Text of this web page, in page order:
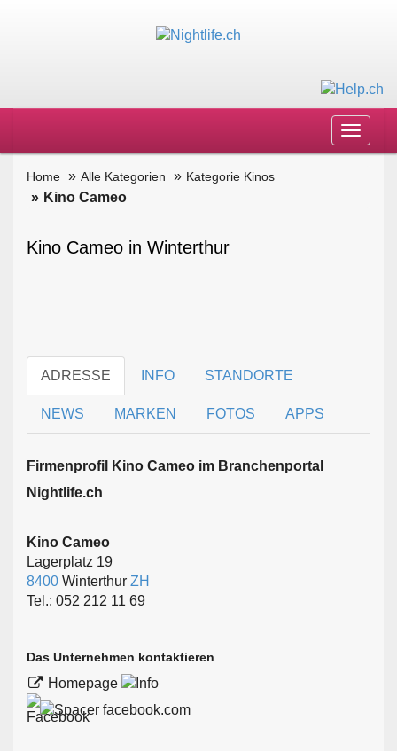
Toggle
Home Alle Kategorien Kategorie Kinos
Kino Cameo
Kino Cameo in Winterthur
ADRESSE INFO STANDORTE
NEWS MARKEN FOTOS APPS
Firmen­profil Kino Cameo im Branchen­portal
Nightlife.ch
Kino Cameo
Lagerplatz 19
8400 Winterthur ZH
Tel.: 052 212 11 69
Das Unternehmen kontaktieren
Homepage
facebook.com